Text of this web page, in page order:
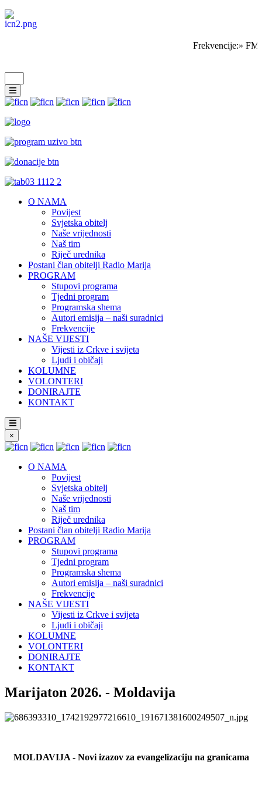
Frekvencije:»
O NAMA
Povijest
Svjetska obitelj
Naše vrijednosti
Naš tim
Riječ urednika
Postani član obitelji Radio Marija
PROGRAM
Stupovi programa
Tjedni program
Programska shema
Autori emisija – naši suradnici
Frekvencije
NAŠE VIJESTI
Vijesti iz Crkve i svijeta
Ljudi i običaji
KOLUMNE
VOLONTERI
DONIRAJTE
KONTAKT
×
O NAMA
Povijest
Svjetska obitelj
Naše vrijednosti
Naš tim
Riječ urednika
Postani član obitelji Radio Marija
PROGRAM
Stupovi programa
Tjedni program
Programska shema
Autori emisija – naši suradnici
Frekvencije
NAŠE VIJESTI
Vijesti iz Crkve i svijeta
Ljudi i običaji
KOLUMNE
VOLONTERI
DONIRAJTE
KONTAKT
Marijaton 2026. - Moldavija
MOLDAVIJA - Novi izazov za evangelizaciju na granicama